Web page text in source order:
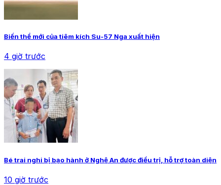
Biến thể mới của tiêm kích Su-57 Nga xuất hiện
4 giờ trước
Bé trai nghi bị bạo hành ở Nghệ An được điều trị, hỗ trợ toàn diện
10 giờ trước